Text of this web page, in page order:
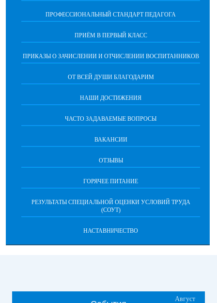
ПРОФЕССИОНАЛЬНЫЙ СТАНДАРТ ПЕДАГОГА
ПРИЁМ В ПЕРВЫЙ КЛАСС
ПРИКАЗЫ О ЗАЧИСЛЕНИИ И ОТЧИСЛЕНИИ ВОСПИТАННИКОВ
ОТ ВСЕЙ ДУШИ БЛАГОДАРИМ
НАШИ ДОСТИЖЕНИЯ
ЧАСТО ЗАДАВАЕМЫЕ ВОПРОСЫ
ВАКАНСИИ
ОТЗЫВЫ
ГОРЯЧЕЕ ПИТАНИЕ
РЕЗУЛЬТАТЫ СПЕЦИАЛЬНОЙ ОЦЕНКИ УСЛОВИЙ ТРУДА
(СОУТ)
НАСТАВНИЧЕСТВО
Август